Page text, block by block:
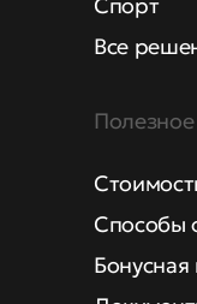
Все
Полезное
Способы